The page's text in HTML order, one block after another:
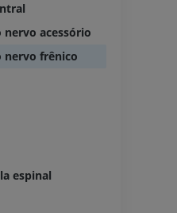
nervo acessório
nervo frênico
espinal